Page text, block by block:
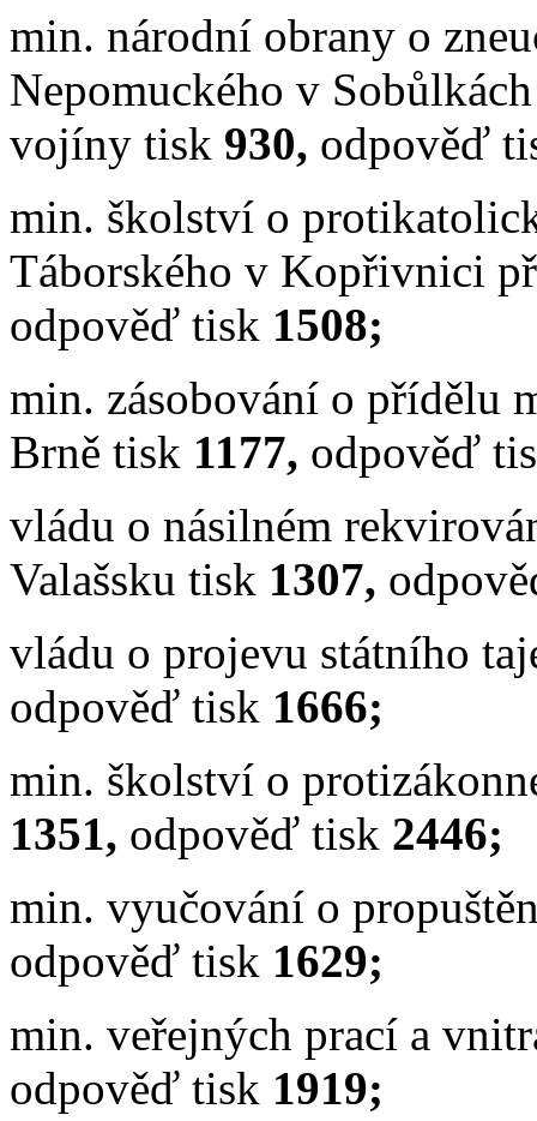
min. národní obrany o
Nepomuckého v
vojíny tisk 930, odpověď
min. školství o
Táborského v Kopřivnici
odpověď tisk 1508;
min. zásobování o přídělu
Brně tisk 1177, odpověď
vládu o násilném
Valašsku tisk 1307,
vládu o projevu státního
odpověď tisk 1666;
min. školství o
1351, odpověď tisk 2446;
min. vyučování o
odpověď tisk 1629;
min. veřejných prací a
odpověď tisk 1919;